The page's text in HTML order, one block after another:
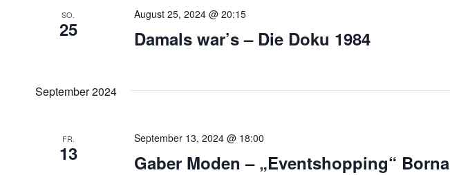
SO.
25 Damals war’s – Die Doku 1984
August 25, 2024 @ 20:15
September 2024
FR.
13 Gaber Moden – „Eventshopping“ Borna
September 13, 2024 @ 18:00